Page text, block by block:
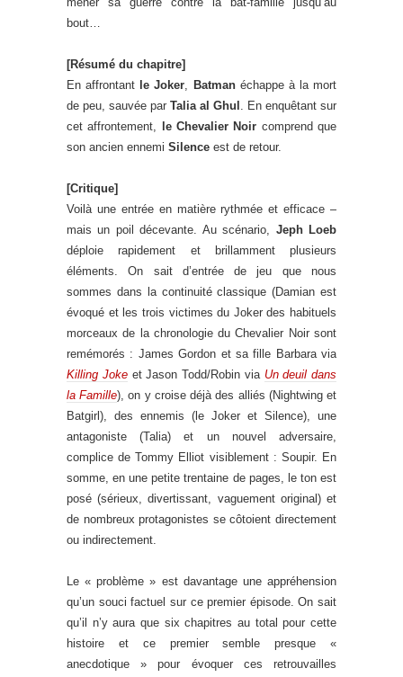
bout…
[Résumé du chapitre]
En affrontant le Joker, Batmanéchappe à la mort
de peu, sauvée par Talia al Ghul . En enquêtant sur
cet affrontement,
le Chevalier Noir comprend que
son ancien ennemi Silence est de retour.
[Critique]
Voilà une entrée en matière rythmée et efficace –
mais un poil décevante. Au scénario, Jeph Loeb
déploie rapidement et brillamment plusieurs
éléments. On sait d’entrée de jeu que nous
sommes dans la continuité classique (Damian est
évoqué et les trois victimes du Joker des habituels
morceaux de la chronologie du Chevalier Noir sont
remémorés : James Gordon et sa fille Barbara via
Killing Jokeet Jason Todd/Robin via Un deuil dans
la Famille), on y croise déjà des alliés (Nightwing et
Batgirl), des ennemis (le Joker et Silence), une
antagoniste (Talia) et un nouvel adversaire,
complice de Tommy Elliot visiblement : Soupir. En
somme, en une petite trentaine de pages, le ton est
posé (sérieux, divertissant, vaguement original) et
de nombreux protagonistes se côtoient directement
ou indirectement.
Le « problème » est davantage une appréhension
qu’un souci factuel sur ce premier épisode. On sait
qu’il n’y aura que six chapitres au total pour cette
histoire et ce premier semble presque «
anecdotique » pour évoquer ces retrouvailles